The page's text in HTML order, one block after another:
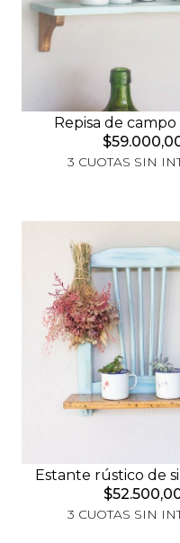
Repisa de
3 CUOTAS SIN
Estante rústico de
3 CUOTAS SIN